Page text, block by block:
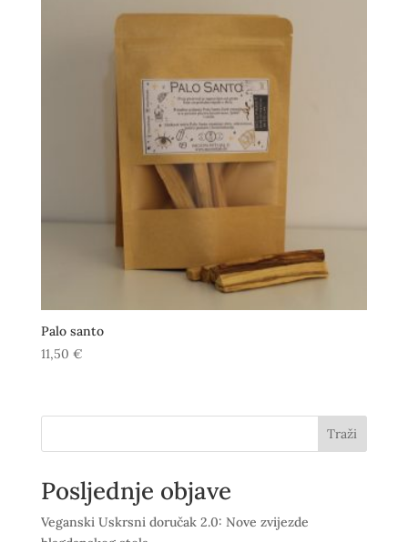
Palo santo
11,50 €
Traži
Posljednje objave
Veganski Uskrsni doručak 2.0: Nove zvijezde